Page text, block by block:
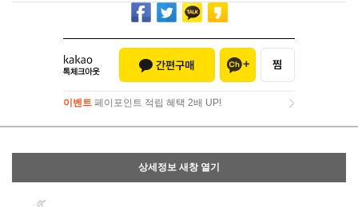
상세정보 새창 열기